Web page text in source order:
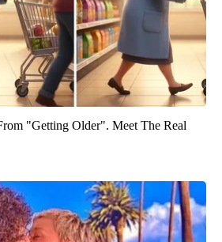
"Getting Older". Meet The Real